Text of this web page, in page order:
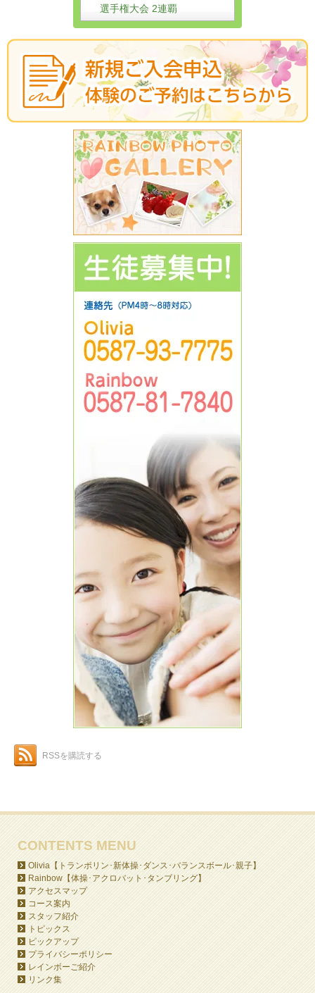
選手権大会 2連覇
RSSを購読する
CONTENTS MENU
Olivia【トランポリン･新体操･ダンス･バランスボール･親子】
Rainbow【体操･アクロバット･タンブリング】
アクセスマップ
コース案内
スタッフ紹介
トピックス
ピックアップ
プライバシーポリシー
レインボーご紹介
リンク集